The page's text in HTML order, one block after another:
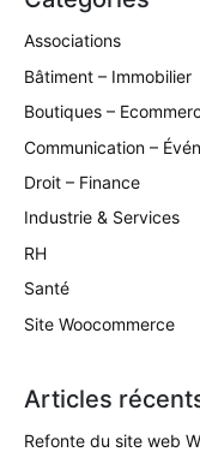
Associations
Bâtiment – Immobilier
Boutiques –
Communication –
Droit – Finance
Industrie & Services
RH
Santé
Site Woocommerce
Articles
Refonte du site web